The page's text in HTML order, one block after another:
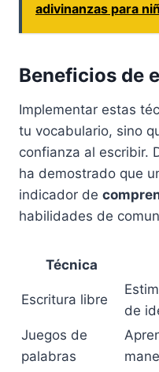
adivinanzas para
Beneficios de
Implementar estas
tu vocabulario, sino
confianza al escribir.
ha demostrado que
indicador de
habilidades de
Técnica
Escritura libre
de
Juegos de
palabras